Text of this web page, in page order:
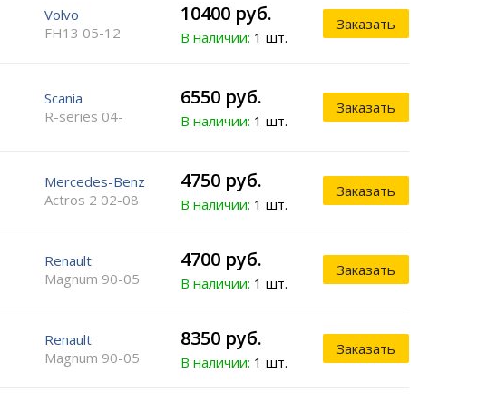
Volvo
FH13 05-12
10400 руб.
В наличии: 1 шт.
Заказать
Scania
R-series 04-
6550 руб.
В наличии: 1 шт.
Заказать
Mercedes-Benz
Actros 2 02-08
4750 руб.
В наличии: 1 шт.
Заказать
Renault
Magnum 90-05
4700 руб.
В наличии: 1 шт.
Заказать
Renault
Magnum 90-05
8350 руб.
В наличии: 1 шт.
Заказать